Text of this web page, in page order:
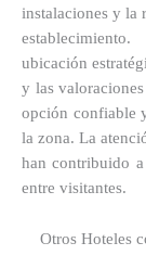
instalaciones y la
ubicación
y las
opción confiable
la zona. La
han contribuido
entre visitantes.
Otros Hoteles